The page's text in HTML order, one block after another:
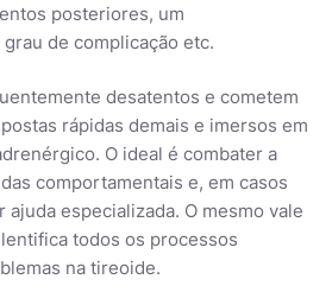
posteriores, um
de complicação etc.
desatentos e cometem
rápidas demais e imersos em
O ideal é combater a
comportamentais e, em casos
ajuda especializada. O mesmo vale
todos os processos
na tireoide.